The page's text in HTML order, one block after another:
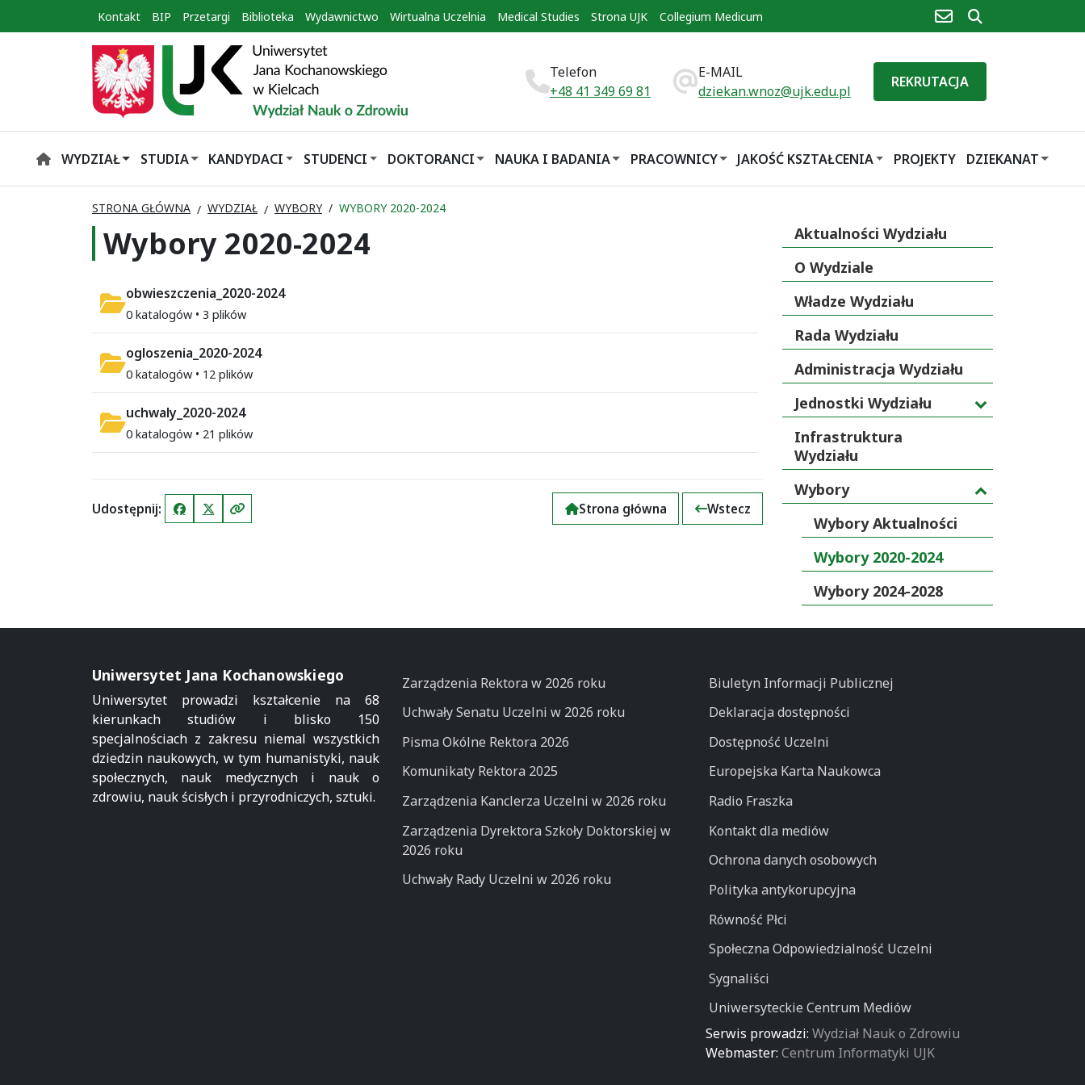
Kontakt BIP Przetargi Biblioteka Wydawnictwo Wirtualna Uczelnia Medical Studies Strona UJK Collegium Medicum poczta
Telefon
+48 41 349 69 81
E-MAIL
dziekan.wnoz@ujk.edu.pl
REKRUTACJA
HOMEWYDZIAŁ STUDIA KANDYDACI STUDENCI DOKTORANCI NAUKA I BADANIA PRACOWNICY JAKOŚĆ KSZTAŁCENIA PROJEKTY DZIEKANAT
STRONA GŁÓWNA WYDZIAŁ WYBORY WYBORY 2020-2024
Wybory 2020-2024
obwieszczenia_2020-2024
0 katalogów • 3 plików
ogloszenia_2020-2024
0 katalogów • 12 plików
uchwaly_2020-2024
0 katalogów • 21 plików
Udostępnij: FacebookX (Twitter)Kopiuj link Strona główna Wstecz
Aktualności Wydziału
O Wydziale
Władze Wydziału
Rada Wydziału
Administracja Wydziału
Jednostki Wydziału
Infrastruktura
Wydziału
Wybory
Wybory Aktualności
Wybory 2020-2024
Wybory 2024-2028
Uniwersytet Jana Kochanowskiego
Uniwersytet prowadzi kształcenie na 68
kierunkach studiów i blisko 150
specjalnościach z zakresu niemal wszystkich
dziedzin naukowych, w tym humanistyki, nauk
społecznych, nauk medycznych i nauk o
zdrowiu, nauk ścisłych i przyrodniczych, sztuki.
Zarządzenia Rektora w 2026 roku
Uchwały Senatu Uczelni w 2026 roku
Pisma Okólne Rektora 2026
Komunikaty Rektora 2025
Zarządzenia Kanclerza Uczelni w 2026 roku
Zarządzenia Dyrektora Szkoły Doktorskiej w
2026 roku
Uchwały Rady Uczelni w 2026 roku
Biuletyn Informacji Publicznej
Deklaracja dostępności
Dostępność Uczelni
Europejska Karta Naukowca
Radio Fraszka
Kontakt dla mediów
Ochrona danych osobowych
Polityka antykorupcyjna
Równość Płci
Społeczna Odpowiedzialność Uczelni
Sygnaliści
Uniwersyteckie Centrum Mediów
Serwis prowadzi: Wydział Nauk o Zdrowiu
Webmaster: Centrum Informatyki UJK